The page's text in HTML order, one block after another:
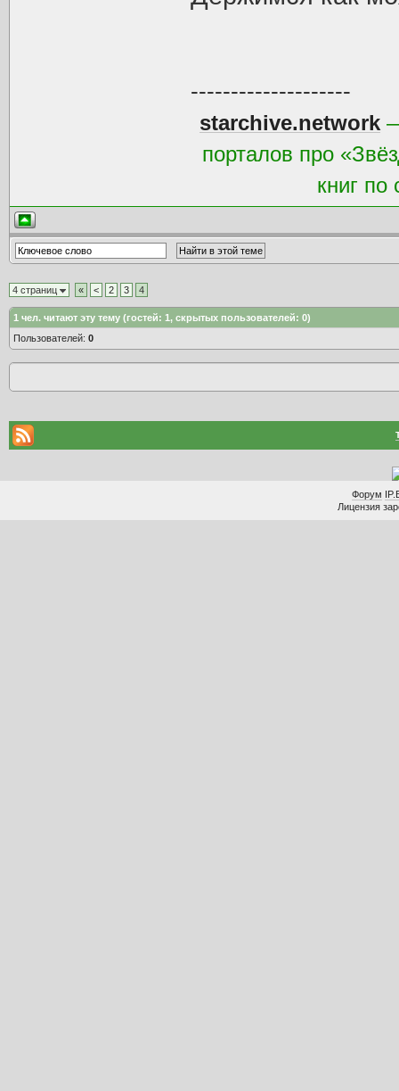
--------------------
starchive.network
порталов про
книг по
4 страниц « < 2 3 4
1 чел. читают эту тему (гостей: 1, скрытых пользователей: 0)
Пользователей: 0
Форум
Лицензия